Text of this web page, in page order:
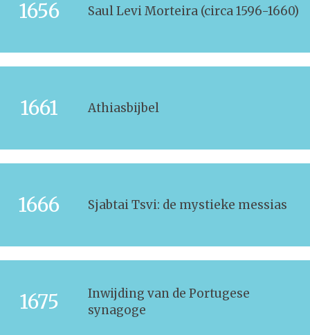
1656 Saul Levi Morteira (circa 1596-1660)
1661 Athiasbijbel
1666 Sjabtai Tsvi: de mystieke messias
1675
Inwijding van de Portugese
synagoge